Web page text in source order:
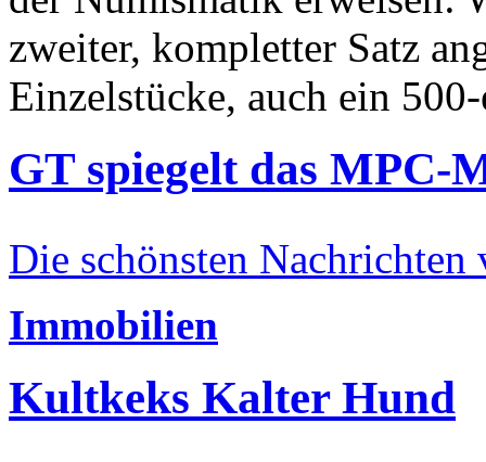
zweiter, kompletter Satz
Einzelstücke, auch ein
GT spiegelt das MPC-
Die schönsten Nachrichten
Immobilien
Kultkeks Kalter Hund